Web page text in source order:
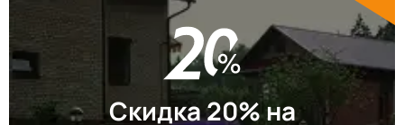
Скидка 20% на